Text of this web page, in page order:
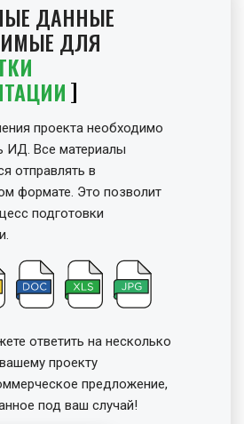
ДАННЫЕ
ДЛЯ
проекта необходимо
ИД. Все материалы
отправлять в
формате. Это позволит
подготовки
ответить на несколько
проекту
предложение,
под ваш случай!